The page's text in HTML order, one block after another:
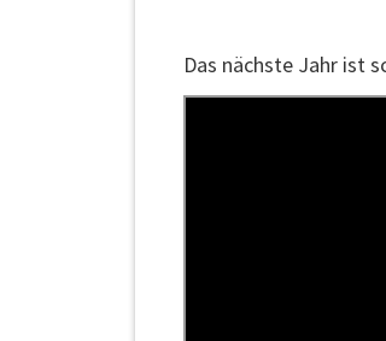
Das nächste Jahr ist